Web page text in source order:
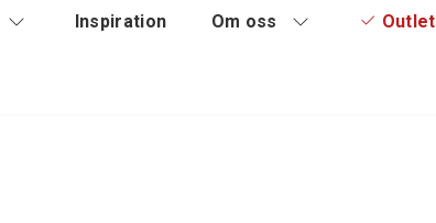
Inspiration Om oss Outlet